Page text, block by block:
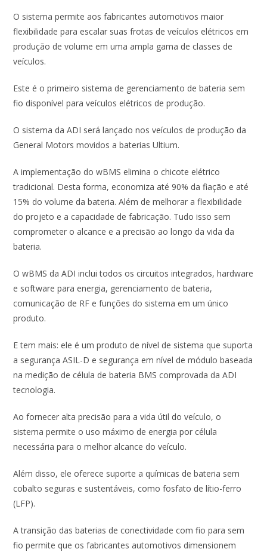
O sistema permite aos fabricantes automotivos maior
flexibilidade para escalar suas frotas de veículos elétricos em
produção de volume em uma ampla gama de classes de
veículos.
Este é o primeiro sistema de gerenciamento de bateria sem
fio disponível para veículos elétricos de produção.
O sistema da ADI será lançado nos veículos de produção da
General Motors movidos a baterias Ultium.
A implementação do wBMS elimina o chicote elétrico
tradicional. Desta forma, economiza até 90% da fiação e até
15% do volume da bateria. Além de melhorar a flexibilidade
do projeto e a capacidade de fabricação. Tudo isso sem
comprometer o alcance e a precisão ao longo da vida da
bateria.
O wBMS da ADI inclui todos os circuitos integrados, hardware
e software para energia, gerenciamento de bateria,
comunicação de RF e funções do sistema em um único
produto.
E tem mais: ele é um produto de nível de sistema que suporta
a segurança ASIL-D e segurança em nível de módulo baseada
na medição de célula de bateria BMS comprovada da ADI
tecnologia.
Ao fornecer alta precisão para a vida útil do veículo, o
sistema permite o uso máximo de energia por célula
necessária para o melhor alcance do veículo.
Além disso, ele oferece suporte a químicas de bateria sem
cobalto seguras e sustentáveis, como fosfato de lítio-ferro
(LFP).
A transição das baterias de conectividade com fio para sem
fio permite que os fabricantes automotivos dimensionem